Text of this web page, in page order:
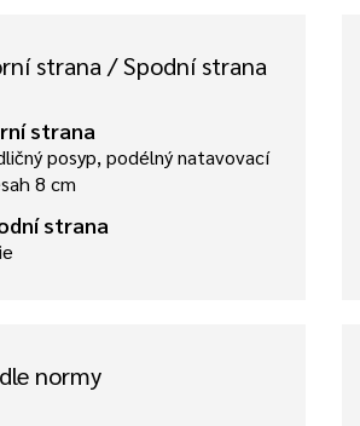
strana / Spodní strana
strana
posyp, podélný natavovací
8 cm
strana
normy